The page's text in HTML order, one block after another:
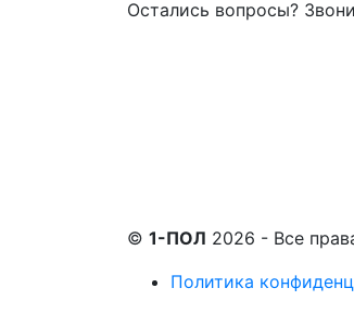
Остались вопросы?
© 1-ПОЛ 2026 - Все
Политика